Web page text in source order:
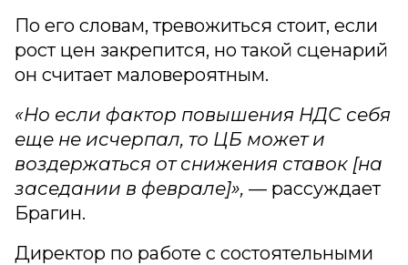
По его словам, тревожиться стоит, если
рост цен закрепится, но такой сценарий
он считает маловероятным.
«Но если фактор повышения НДС себя
еще не исчерпал, то ЦБ может и
воздержаться от снижения ставок [на
заседании в феврале]», — рассуждает
Брагин.
Директор по работе с состоятельными